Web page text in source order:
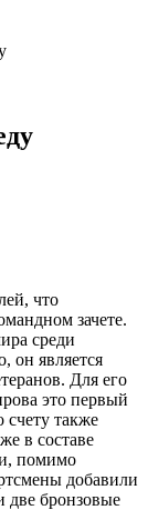
что
зачете.
среди
он является
Для его
это первый
счету также
в составе
помимо
добавили
две бронзовые